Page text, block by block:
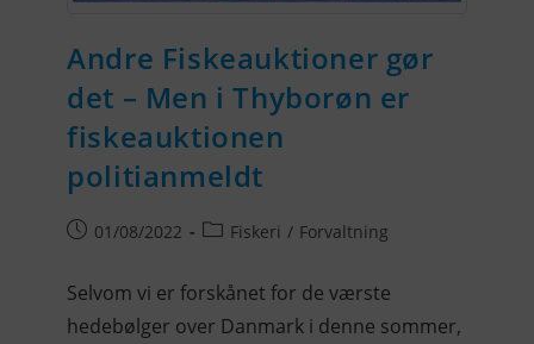
Andre Fiskeauktioner gør
det – Men i Thyborøn er
fiskeauktionen
politianmeldt
01/08/2022 Fiskeri / Forvaltning
Selvom vi er forskånet for de værste
hedebølger over Danmark i denne sommer,